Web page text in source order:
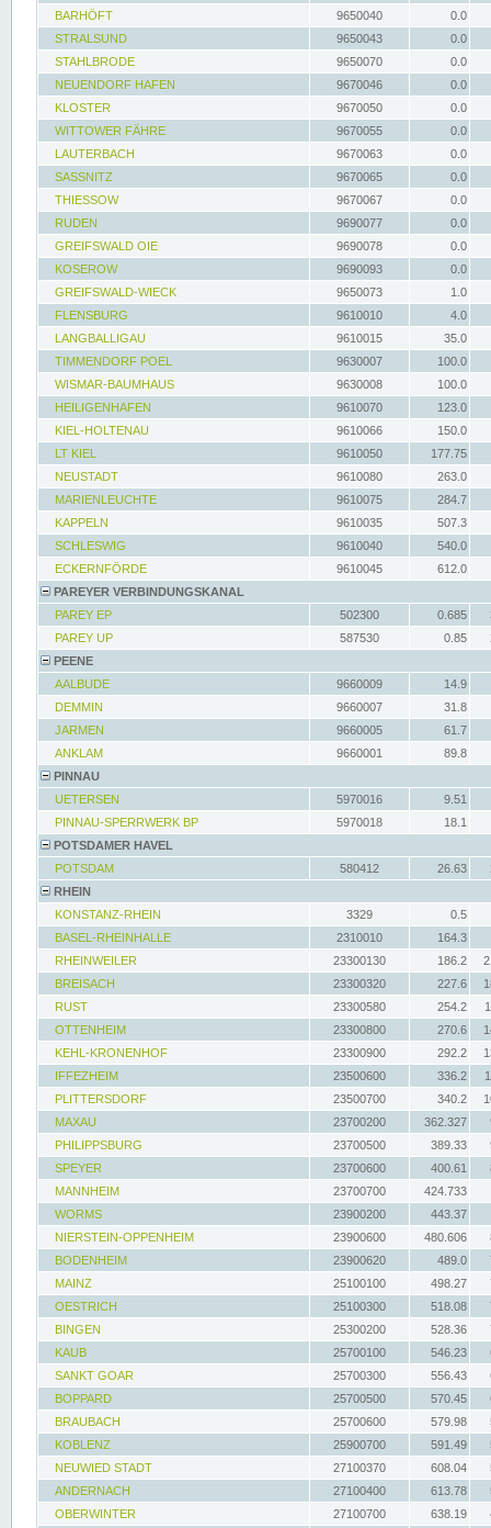
BARHÖFT
9650040
0.0
STRALSUND
9650043
0.0
STAHLBRODE
9650070
0.0
NEUENDORF HAFEN
9670046
0.0
KLOSTER
9670050
0.0
WITTOWER FÄHRE
9670055
0.0
LAUTERBACH
9670063
0.0
SASSNITZ
9670065
0.0
THIESSOW
9670067
0.0
RUDEN
9690077
0.0
GREIFSWALD OIE
9690078
0.0
KOSEROW
9690093
0.0
GREIFSWALD-WIECK
9650073
1.0
FLENSBURG
9610010
4.0
LANGBALLIGAU
9610015
35.0
TIMMENDORF POEL
9630007
100.0
WISMAR-BAUMHAUS
9630008
100.0
HEILIGENHAFEN
9610070
123.0
KIEL-HOLTENAU
9610066
150.0
LT KIEL
9610050
177.75
NEUSTADT
9610080
263.0
MARIENLEUCHTE
9610075
284.7
KAPPELN
9610035
507.3
SCHLESWIG
9610040
540.0
ECKERNFÖRDE
9610045
612.0
PAREYER VERBINDUNGSKANAL
PAREY EP
502300 0.685
PAREY UP
587530 0.85
PEENE
AALBUDE
9660009
14.9
DEMMIN
9660007
31.8
JARMEN
9660005
61.7
ANKLAM
9660001
89.8
PINNAU
UETERSEN
5970016
9.51
PINNAU-SPERRWERK BP
5970018
18.1
POTSDAMER HAVEL
POTSDAM
580412 26.63
RHEIN
KONSTANZ-RHEIN
3329
0.5
BASEL-RHEINHALLE
2310010
164.3
RHEINWEILER
23300130 186.2
BREISACH
23300320 227.6
RUST
23300580 254.2
OTTENHEIM
23300800 270.6
KEHL-KRONENHOF
23300900 292.2
IFFEZHEIM
23500600 336.2
PLITTERSDORF
23500700 340.2
MAXAU
23700200 362.327
PHILIPPSBURG
23700500 389.33
SPEYER
23700600 400.61
MANNHEIM
23700700
424.733
WORMS
23900200
443.37
NIERSTEIN-OPPENHEIM
23900600 480.606
BODENHEIM
23900620 489.0
MAINZ
25100100 498.27
OESTRICH
25100300 518.08
BINGEN
25300200 528.36
KAUB
25700100 546.23
SANKT GOAR
25700300 556.43
BOPPARD
25700500 570.45
BRAUBACH
25700600 579.98
KOBLENZ
25900700 591.49
NEUWIED STADT
27100370 608.04
ANDERNACH
27100400 613.78
OBERWINTER
27100700 638.19